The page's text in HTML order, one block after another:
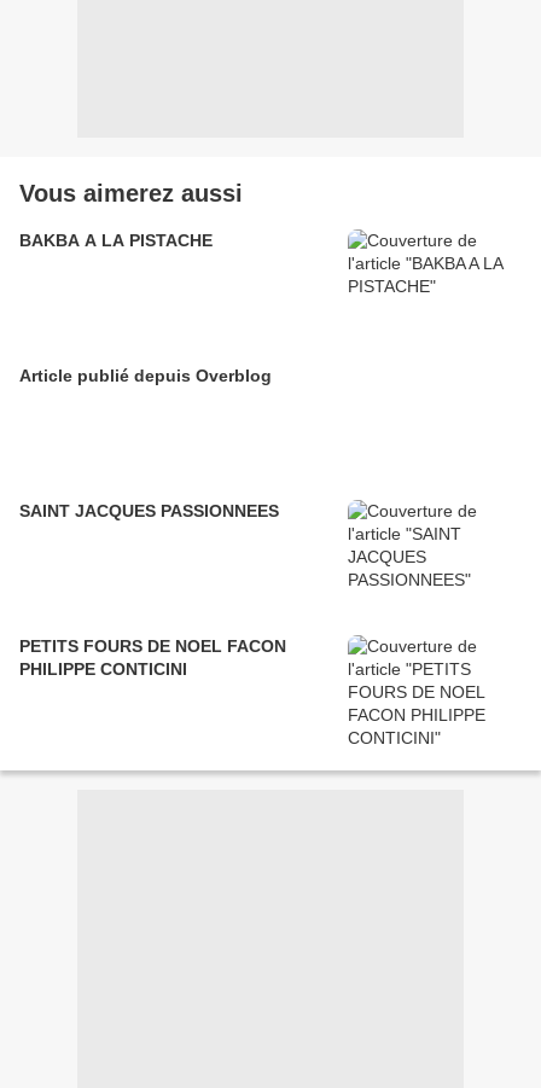
Vous aimerez aussi
BAKBA A LA PISTACHE
Article publié depuis Overblog
SAINT JACQUES PASSIONNEES
PETITS FOURS DE NOEL FACON
PHILIPPE CONTICINI